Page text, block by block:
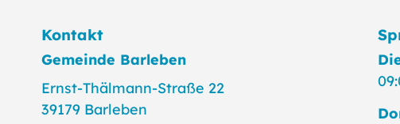
Kontakt
Gemeinde Barleben
Ernst-Thälmann-Straße 22
39179 Barleben